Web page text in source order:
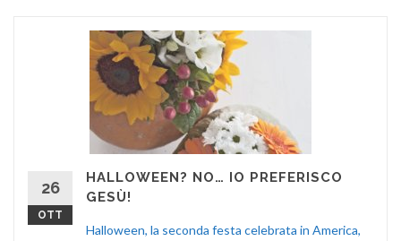
26
OTT
HALLOWEEN? NO… IO PREFERISCO
GESÙ!
Halloween, la seconda festa celebrata in America,